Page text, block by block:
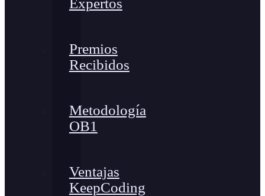
Expertos
Premios
Recibidos
Metodología
OB1
Ventajas
KeepCoding